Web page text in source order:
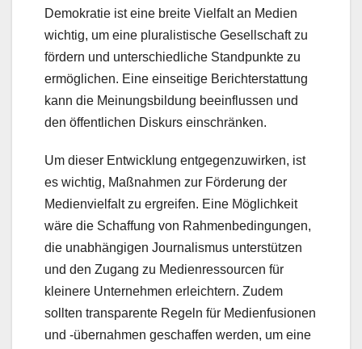
Demokratie ist eine breite Vielfalt an Medien
wichtig, um eine pluralistische Gesellschaft zu
fördern und unterschiedliche Standpunkte zu
ermöglichen. Eine einseitige Berichterstattung
kann die Meinungsbildung beeinflussen und
den öffentlichen Diskurs einschränken.
Um dieser Entwicklung entgegenzuwirken, ist
es wichtig, Maßnahmen zur Förderung der
Medienvielfalt zu ergreifen. Eine Möglichkeit
wäre die Schaffung von Rahmenbedingungen,
die unabhängigen Journalismus unterstützen
und den Zugang zu Medienressourcen für
kleinere Unternehmen erleichtern. Zudem
sollten transparente Regeln für Medienfusionen
und -übernahmen geschaffen werden, um eine